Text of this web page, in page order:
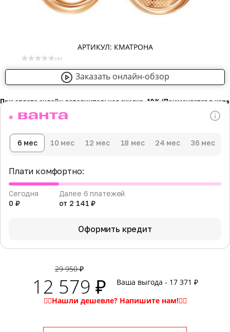
АРТИКУЛ: КМАТРОНА
( 0 )
Заказать онлайн-обзор
При оплате онлайн дополнительная скидка -10％ (Применяется в
29 950 ₽
12 579 ₽ Ваша выгода - 17 371 ₽
6 мес 10 мес 12 мес 18 мес 24 мес 36 мес
Плати комфортно:
Сегодня
0 ₽
Далее 6 платежей
от 2 141 ₽
Оформить кредит